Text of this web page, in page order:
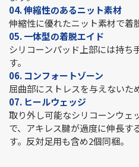
04. 伸縮性のあるニット素材
伸縮性に優れたニット素材で着
05. 一体型の着脱エイド
シリコーンパッド上部には持ち
す。
06. コンフォートゾーン
屈曲部にストレスを与えないた
07. ヒールウェッジ
取り外し可能なシリコーンウェ
で、アキレス腱が過度に伸長す
す。反対足用も含め2個同梱。